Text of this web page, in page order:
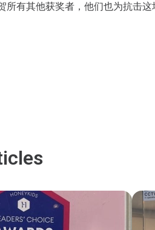
所有其他获奖者，他们也为抗击这